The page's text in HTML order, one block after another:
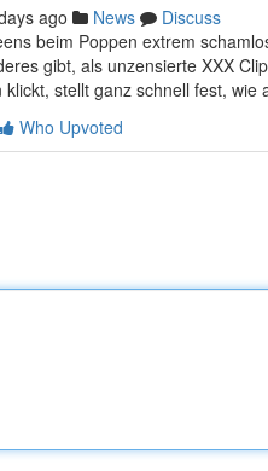
ago News
Discuss
beim Poppen extrem
gibt, als unzensierte XXX
stellt ganz schnell fest, wie
Who Upvoted